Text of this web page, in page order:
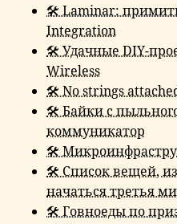
🛠 Laminar:
Integration
🛠 Удачные DIY-
Wireless
🛠 No strings
🛠 Байки с
коммуникатор
🛠
🛠 Список вещей,
начаться третья
🛠 Говноеды по